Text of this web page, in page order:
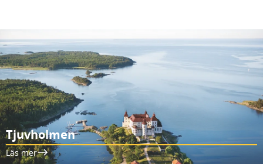
Tjuvholmen
Läs mer